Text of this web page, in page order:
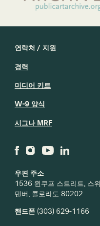
우편 주소
1536 윈쿠프 스트리트, 스
덴버, 콜로라도 80202
핸드폰 (303) 629-1166
연락처 / 지원
경력
미디어 키트
W-9 양식
시그나 MRF